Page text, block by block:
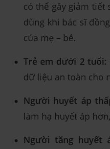
có thể gây giảm tiết
dùng khi bác sĩ
của mẹ – bé.
Trẻ em dưới 2 tuổi:
dữ liệu an toàn cho
Người huyết áp
làm hạ huyết áp
Người tăng huyết